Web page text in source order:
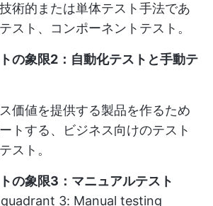
術的または単体テスト手法であ
スト、コンポーネントテスト。
の象限2：自動化テストと手動テ
価値を提供する製品を作るため
トする、ビジネス向けのテスト
スト。
の象限3：マニュアルテスト
quadrant 3: Manual testing